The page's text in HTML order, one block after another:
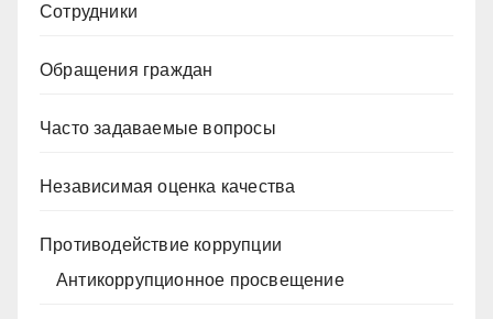
Сотрудники
Обращения граждан
Часто задаваемые вопросы
Независимая оценка качества
Противодействие коррупции
Антикоррупционное просвещение